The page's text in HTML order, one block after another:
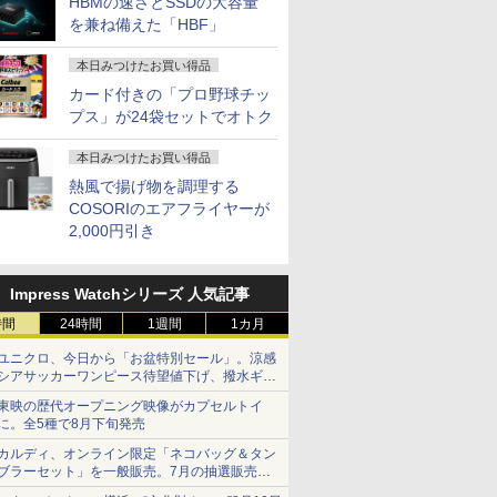
を兼ね備えた「HBF」
本日みつけたお買い得品
カード付きの「プロ野球チッ
プス」が24袋セットでオトク
本日みつけたお買い得品
熱風で揚げ物を調理する
COSORIのエアフライヤーが
2,000円引き
Impress Watchシリーズ 人気記事
24時間 1週間 1カ月
ニクロ、今日から「お盆特別セール」。涼感
アサッカーワンピース待望値下げ、撥水ギア
ョーツは1990円に
映の歴代オープニング映像がカプセルトイ
。全5種で8月下旬発売
ルディ、オンライン限定「ネコバッグ＆タン
ラーセット」を一般販売。7月の抽選販売の
選無効分